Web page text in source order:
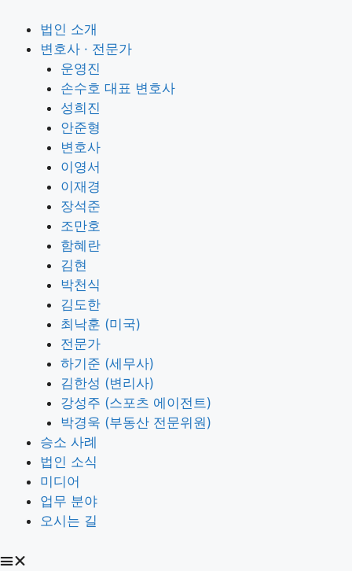
법인 소개
변호사 · 전문가
운영진
손수호 대표 변호사
성희진
안준형
변호사
이영서
이재경
장석준
조만호
함혜란
김현
박천식
김도한
최낙훈 (미국)
전문가
하기준 (세무사)
김한성 (변리사)
강성주 (스포츠 에이전트)
박경욱 (부동산 전문위원)
승소 사례
법인 소식
미디어
업무 분야
오시는 길